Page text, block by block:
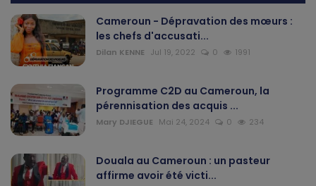
Cameroun - Dépravation des mœurs :
les chefs d'accusati...
Dilan KENNE Jul 19, 2022 0 1991
Programme C2D au Cameroun, la
pérennisation des acquis ...
Mary DJIEGUE Mai 24, 2024 0 234
Douala au Cameroun : un pasteur
affirme avoir été victi...